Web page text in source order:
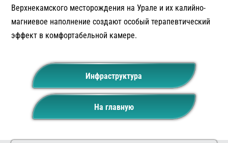
Верхнекамского месторождения на Урале и их калийно-
магниевое наполнение создают особый терапевтический
эффект в комфортабельной камере.
Инфраструктура
На главную